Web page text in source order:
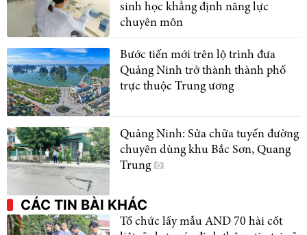
sinh học khẳng định năng lực
chuyên môn
Bước tiến mới trên lộ trình đưa
Quảng Ninh trở thành thành phố
trực thuộc Trung ương
Quảng Ninh: Sửa chữa tuyến đường
chuyên dùng khu Bắc Sơn, Quang
Trung
CÁC TIN BÀI KHÁC
Tổ chức lấy mẫu AND 70 hài cốt